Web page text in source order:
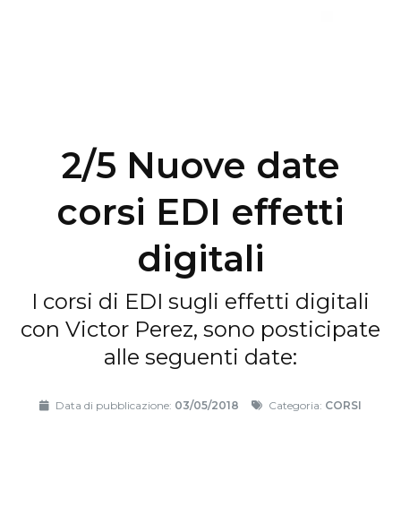
2/5 Nuove date
corsi EDI effetti
digitali
I corsi di EDI sugli effetti digitali
con Victor Perez, sono posticipate
alle seguenti date:
Data di pubblicazione: 03/05/2018 Categoria: CORSI